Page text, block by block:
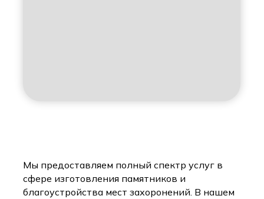
Мы предоставляем полный спектр услуг в
сфере изготовления памятников и
благоустройства мест захоронений. В нашем